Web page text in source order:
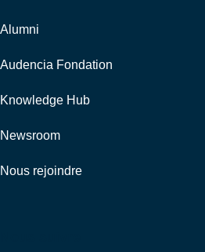
Alumni
Audencia Fondation
Knowledge Hub
Newsroom
Nous rejoindre